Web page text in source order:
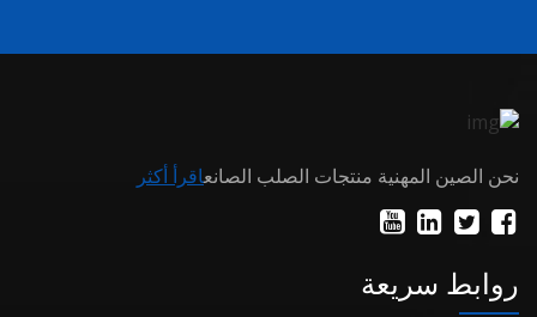
نحن الصين المهنية منتجات الصلب الصانعاقرأ أكثر
روابط سريعة